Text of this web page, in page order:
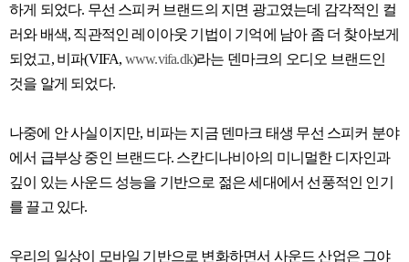
하게 되었다. 무선 스피커 브랜드의 지면 광고였는데 감각적인 컬
러와 배색, 직관적인 레이아웃 기법이 기억에 남아 좀 더 찾아보게
되었고, 비파(VIFA, www.vifa.dk)라는 덴마크의 오디오 브랜드인
것을 알게 되었다.
나중에 안 사실이지만, 비파는 지금 덴마크 태생 무선 스피커 분야
에서 급부상 중인 브랜드다. 스칸디나비아의 미니멀한 디자인과
깊이 있는 사운드 성능을 기반으로 젊은 세대에서 선풍적인 인기
를 끌고 있다.
우리의 일상이 모바일 기반으로 변화하면서 사운드 산업은 그야